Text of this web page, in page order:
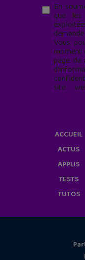
En
que les
Vous
moment
page de
site
ACCUEIL
ACTUS
APPLIS
TESTS
TUTOS